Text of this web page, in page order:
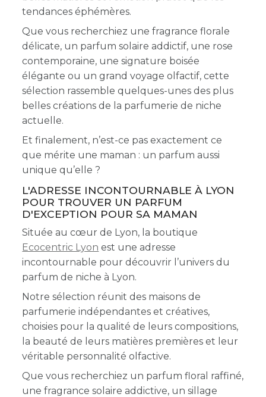
tendances éphémères.
Que vous recherchiez une fragrance florale
délicate, un parfum solaire addictif, une rose
contemporaine, une signature boisée
élégante ou un grand voyage olfactif, cette
sélection rassemble quelques-unes des plus
belles créations de la parfumerie de niche
actuelle.
Et finalement, n’est-ce pas exactement ce
que mérite une maman : un parfum aussi
unique qu’elle ?
L'ADRESSE INCONTOURNABLE À LYON
POUR TROUVER UN PARFUM
D'EXCEPTION POUR SA MAMAN
Située au cœur de Lyon, la boutique
Ecocentric Lyon est une adresse
incontournable pour découvrir l’univers du
parfum de niche à Lyon.
Notre sélection réunit des maisons de
parfumerie indépendantes et créatives,
choisies pour la qualité de leurs compositions,
la beauté de leurs matières premières et leur
véritable personnalité olfactive.
Que vous recherchiez un parfum floral raffiné,
une fragrance solaire addictive, un sillage